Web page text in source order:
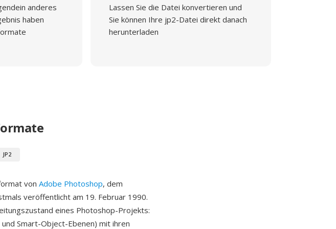
anderes
haben
Lassen Sie die Datei konvertieren und
Sie können Ihre jp2-Datei direkt danach
herunterladen
JP2
von Adobe Photoshop, dem
veröffentlicht am 19. Februar 1990.
eines Photoshop-Projekts:
Smart-Object-Ebenen) mit ihren